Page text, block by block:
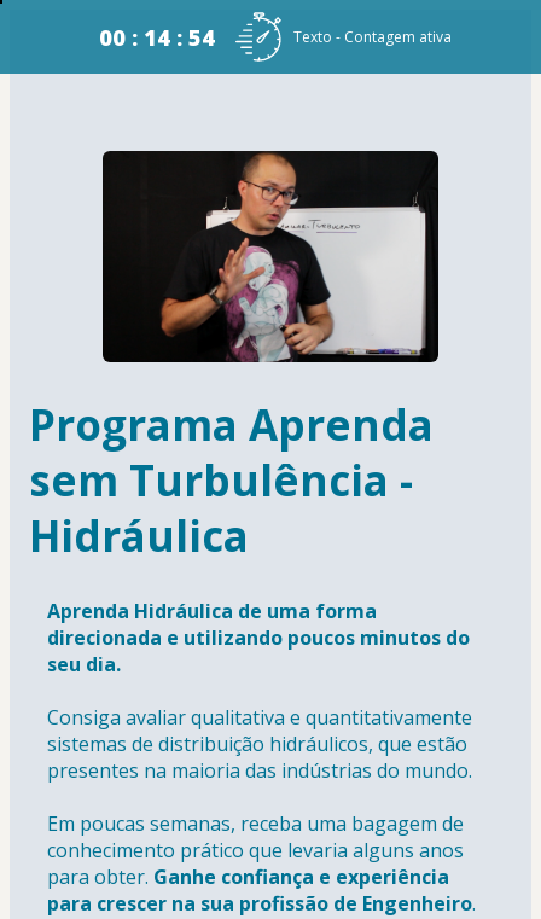
00 : 14 : 54 Texto - Contagem ativa
Programa Aprenda
sem Turbulência -
Hidráulica
Aprenda Hidráulica de uma forma
direcionada e utilizando poucos minutos do
seu dia.
Consiga avaliar qualitativa e quantitativamente
sistemas de distribuição hidráulicos, que estão
presentes na maioria das indústrias do mundo.
Em poucas semanas, receba uma bagagem de
conhecimento prático que levaria alguns anos
para obter. Ganhe confiança e experiência
para crescer na sua profissão de Engenheiro.